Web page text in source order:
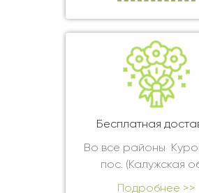
Бесплатная
Во все районы
пос. (Калужская
Подробнее >>